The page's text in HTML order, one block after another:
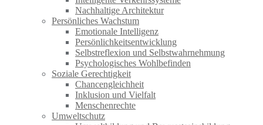
Nachhaltige Architektur
Persönliches Wachstum
Emotionale Intelligenz
Persönlichkeitsentwicklung
Selbstreflexion und Selbstwahrnehmung
Psychologisches Wohlbefinden
Soziale Gerechtigkeit
Chancengleichheit
Inklusion und Vielfalt
Menschenrechte
Umweltschutz